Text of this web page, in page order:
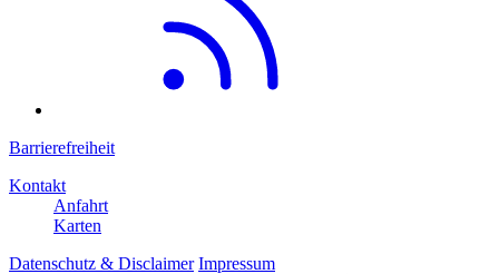
Barrierefreiheit
Kontakt
Anfahrt
Karten
Datenschutz & Disclaimer Impressum